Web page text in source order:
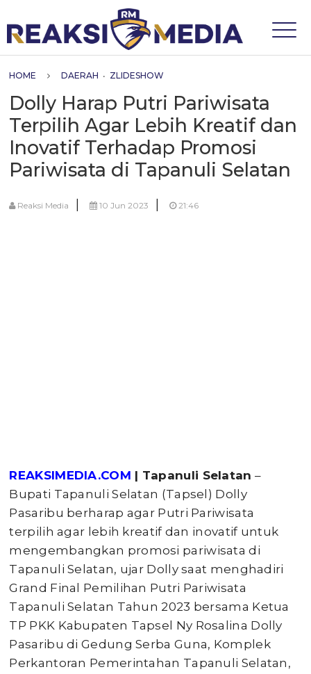
HOME DAERAH • ZLIDESHOW
Dolly Harap Putri Pariwisata
Terpilih Agar Lebih Kreatif dan
Inovatif Terhadap Promosi
Pariwisata di Tapanuli Selatan
Reaksi Media | 10 Jun 2023 | 21:46
REAKSIMEDIA.COM | Tapanuli Selatan –
Bupati Tapanuli Selatan (Tapsel) Dolly
Pasaribu berharap agar Putri Pariwisata
terpilih agar lebih kreatif dan inovatif untuk
mengembangkan promosi pariwisata di
Tapanuli Selatan, ujar Dolly saat menghadiri
Grand Final Pemilihan Putri Pariwisata
Tapanuli Selatan Tahun 2023 bersama Ketua
TP PKK Kabupaten Tapsel Ny Rosalina Dolly
Pasaribu di Gedung Serba Guna, Komplek
Perkantoran Pemerintahan Tapanuli Selatan,